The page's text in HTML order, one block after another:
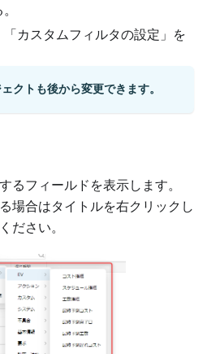
カスタムフィルタの設定」を
クトも後から変更できます。
るフィールドを表示します。
場合はタイトルを右クリックし
ださい。